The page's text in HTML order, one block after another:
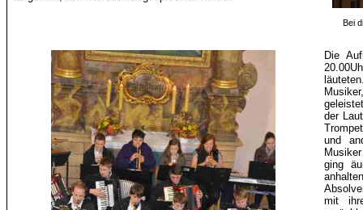
Bei
Die
der
und
ging
mit